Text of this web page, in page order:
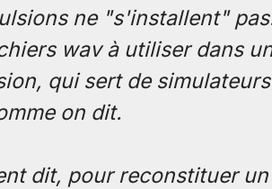
ne "s'installent"
wav à utiliser dans
qui sert de
on dit.
dit, pour reconstituer